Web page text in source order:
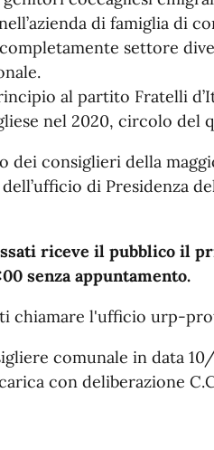
di famiglia di
completamente settore
al partito Fratelli
nel 2020, circolo del
dei consiglieri della
di Presidenza
riceve il pubblico il
senza appuntamento.
chiamare l'ufficio urp-
comunale in data
con deliberazione